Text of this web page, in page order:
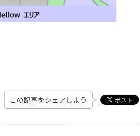
この記事をシェアしよう